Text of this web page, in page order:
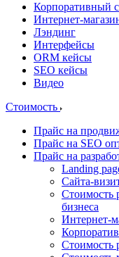
Корпоративный
Интернет-
Лэндинг
Интерфейсы
ORM кейсы
SEO кейсы
Видео
Стоимость
Прайс на
Прайс на SEO
Прайс на
Landing
Cайта-
Стоимость
бизнеса
Интернет-
Стоимость